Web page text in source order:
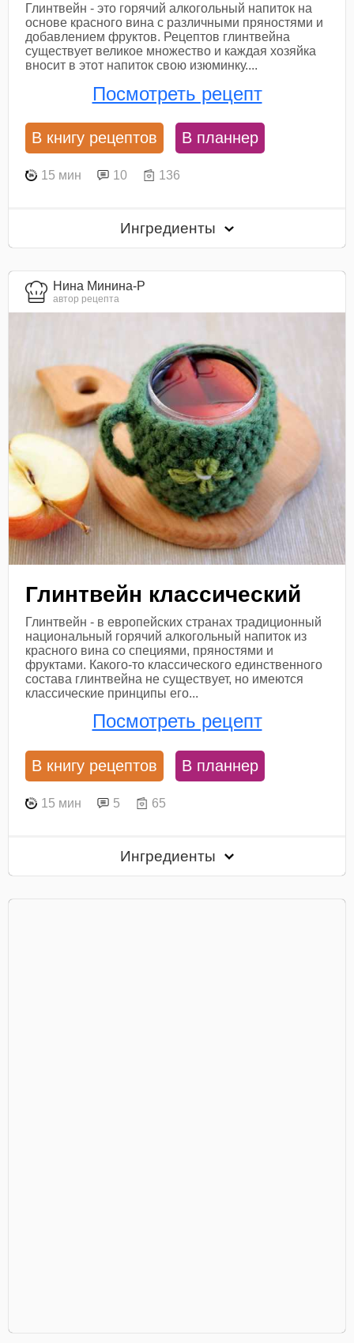
Глинтвейн - это горячий алкогольный напиток на
основе красного вина с различными пряностями и
добавлением фруктов. Рецептов глинтвейна
существует великое множество и каждая хозяйка
вносит в этот напиток свою изюминку....
Посмотреть рецепт
В книгу рецептов В планнер
15 мин 10 136
Ингредиенты
Нина Минина-Р
автор рецепта
Глинтвейн классический
Глинтвейн - в европейских странах традиционный
национальный горячий алкогольный напиток из
красного вина со специями, пряностями и
фруктами. Какого-то классического единственного
состава глинтвейна не существует, но имеются
классические принципы его...
Посмотреть рецепт
В книгу рецептов В планнер
15 мин 5 65
Ингредиенты